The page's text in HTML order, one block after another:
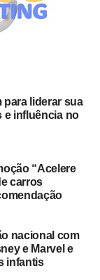
Dantas,
mais relevante
que optam
A
aumentam a
além de
na
até três
de
para liderar sua
e influência no
“Acelere
carros
nacional com
e Marvel e
infantis